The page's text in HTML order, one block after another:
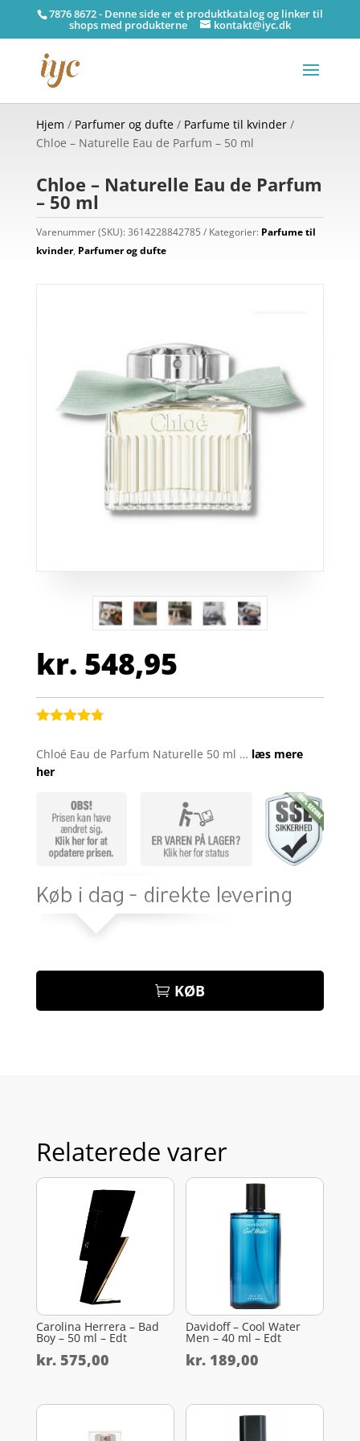
7876 8672 - Denne side er et produktkatalog og linker til
shops med produkterne kontakt@iyc.dk
Hjem / Parfumer og dufte/ Parfume til kvinder/
Chloe – Naturelle Eau de Parfum – 50 ml
Chloe – Naturelle Eau de Parfum
– 50 ml
Varenummer (SKU):3614228842785 Kategorier: Parfume til
kvinder, Parfumer og dufte
kr. 548,95
ud af 5
baseret på
Chloé Eau de Parfum Naturelle 50 ml … læs mere
her
KØB
Relaterede varer
Carolina Herrera – Bad
Boy – 50 ml – Edt
kr.575,00
Davidoff – Cool Water
Men – 40 ml – Edt
kr. 189,00